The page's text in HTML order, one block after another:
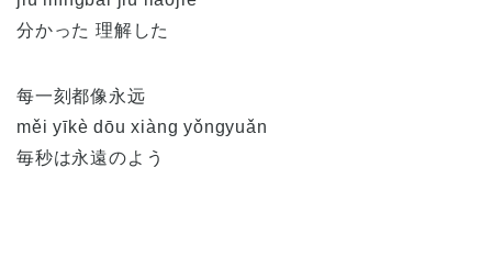
分かった 理解した
每一刻都像永远
měi yīkè dōu xiàng yǒngyuǎn
毎秒は永遠のよう